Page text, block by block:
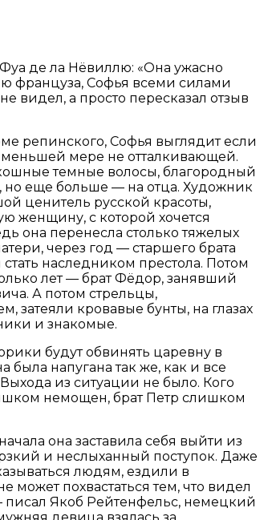
де ла Нёвиллю: «Она ужасно
француза, Софья всеми силами
видел, а просто пересказал отзыв
репинского, Софья выглядит если
меньшей мере не отталкивающей.
темные волосы, благородный
но еще больше — на отца. Художник
ценитель русской красоты,
женщину, с которой хочется
она перенесла столько тяжелых
через год — старшего брата
наследником престола. Потом
лет — брат Фёдор, занявший
А потом стрельцы,
затеяли кровавые бунты, на глазах
и знакомые.
будут обвинять царевну в
была напугана так же, как и все
из ситуации не было. Кого
немощен, брат Петр слишком
она заставила себя выйти из
и неслыханный поступок. Даже
людям, ездили в
может похвастаться тем, что видел
Якоб Рейтенфельс, немецкий